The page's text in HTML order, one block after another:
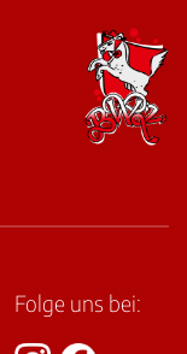
Folge uns bei: